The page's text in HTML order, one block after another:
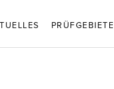
PRÜFGEBIETE